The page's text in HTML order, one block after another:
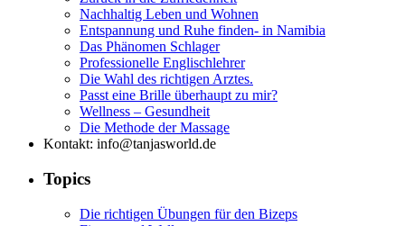
Nachhaltig Leben und Wohnen
Entspannung und Ruhe finden- in Namibia
Das Phänomen Schlager
Professionelle Englischlehrer
Die Wahl des richtigen Arztes.
Passt eine Brille überhaupt zu mir?
Wellness – Gesundheit
Die Methode der Massage
Kontakt: info@tanjasworld.de
Topics
Die richtigen Übungen für den Bizeps